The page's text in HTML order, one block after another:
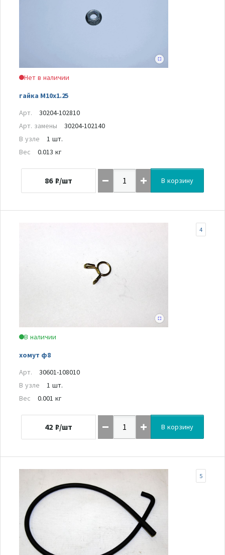
Нет в наличии
гайка M10x1.25
Арт.
30204-102810
Арт. замены
30204-102140
В узле
1 шт.
Вес
0.013 кг
86 ₽/шт В корзину
В наличии
хомут ф8
4
Арт.
30601-108010
В узле
1 шт.
Вес
0.001 кг
42 ₽/шт В корзину
5